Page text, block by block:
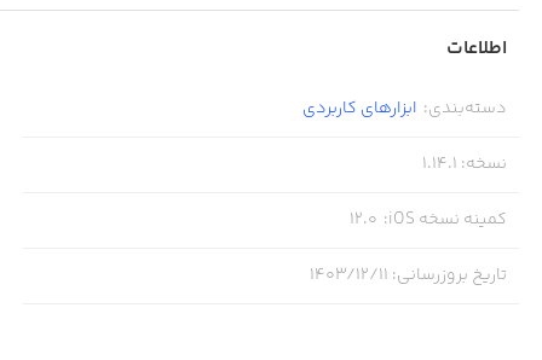
اطلاعات
دسته‌بندی: ابزار‌های کاربردی
نسخه:
1.14.1
کمینه نسخه iOS :
12.0
تاریخ بروزرسانی: ۱۴۰۳/۱۲/۱۱